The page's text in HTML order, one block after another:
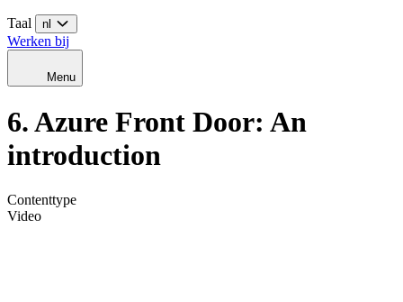
Taal nl
Werken bij
Menu
6. Azure Front Door: An
introduction
Contenttype
Video